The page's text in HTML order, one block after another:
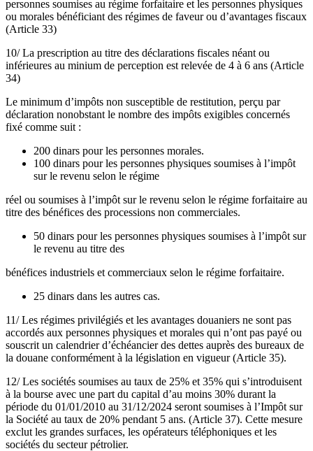
personnes soumises au régime forfaitaire et les personnes physiques
ou morales bénéficiant des régimes de faveur ou d’avantages fiscaux
(Article 33)
10/ La prescription au titre des déclarations fiscales néant ou
inférieures au minium de perception est relevée de 4 à 6 ans (Article
34)
Le minimum d’impôts non susceptible de restitution, perçu par
déclaration nonobstant le nombre des impôts exigibles concernés
fixé comme suit :
200 dinars pour les personnes morales.
100 dinars pour les personnes physiques soumises à l’impôt
sur le revenu selon le régime
réel ou soumises à l’impôt sur le revenu selon le régime forfaitaire au
titre des bénéfices des processions non commerciales.
50 dinars pour les personnes physiques soumises à l’impôt sur
le revenu au titre des
bénéfices industriels et commerciaux selon le régime forfaitaire.
25 dinars dans les autres cas.
11/ Les régimes privilégiés et les avantages douaniers ne sont pas
accordés aux personnes physiques et morales qui n’ont pas payé ou
souscrit un calendrier d’échéancier des dettes auprès des bureaux de
la douane conformément à la législation en vigueur (Article 35).
12/ Les sociétés soumises au taux de 25% et 35% qui s’introduisent
à la bourse avec une part du capital d’au moins 30% durant la
période du 01/01/2010 au 31/12/2024 seront soumises à l’Impôt sur
la Société au taux de 20% pendant 5 ans. (Article 37). Cette mesure
exclut les grandes surfaces, les opérateurs téléphoniques et les
sociétés du secteur pétrolier.